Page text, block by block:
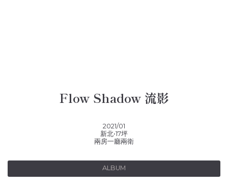
Flow Shadow 流影
2021/01
新北•17坪
兩房一廳兩衛
ALBUM